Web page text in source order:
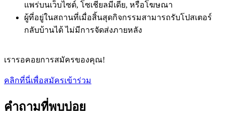
แพร่บนเว็บไซต์, โซเชียลมีเดีย, หรือโฆษณา
ผู้ที่อยู่ในสถานที่เมื่อสิ้นสุดกิจกรรมสามารถรับโปสเตอร์
กลับบ้านได้ ไม่มีการจัดส่งภายหลัง
เรารอคอยการสมัครของคุณ!
คลิกที่นี่เพื่อสมัครเข้าร่วม
คำถามที่พบบ่อย